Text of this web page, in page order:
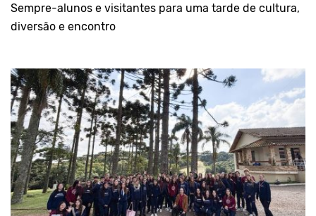
Sempre-alunos e visitantes para uma tarde de cultura,
diversão e encontro